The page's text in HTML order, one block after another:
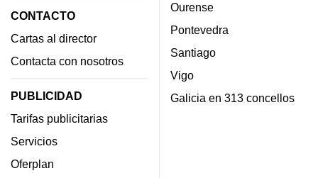
CONTACTO
Cartas al director
Contacta con nosotros
PUBLICIDAD
Tarifas publicitarias
Servicios
Oferplan
Ourense
Pontevedra
Santiago
Vigo
Galicia en 313 concellos